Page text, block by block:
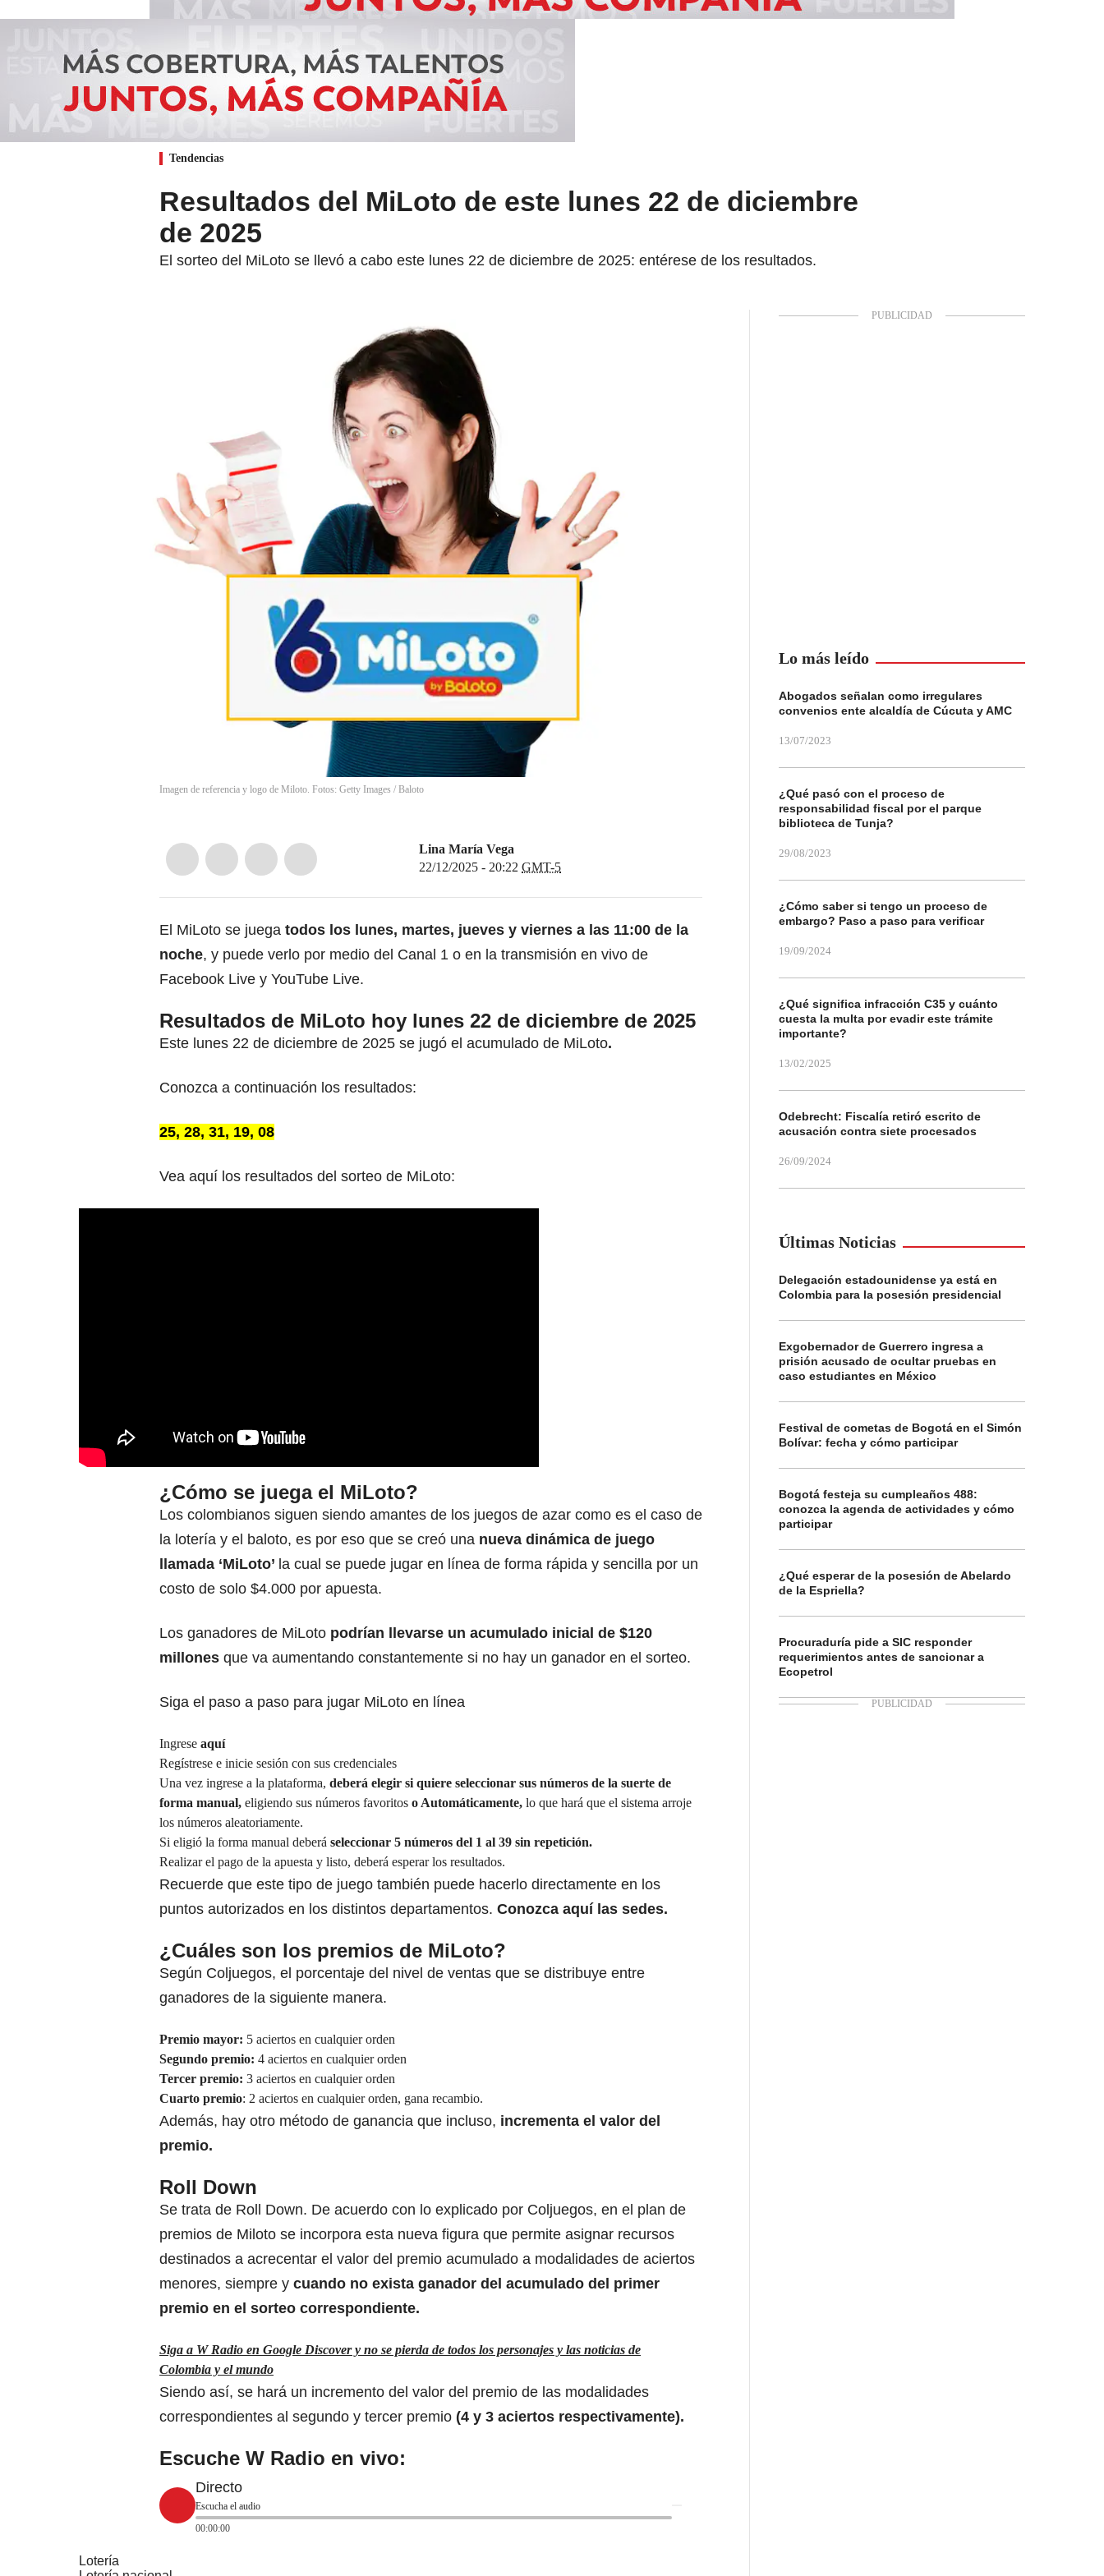
Tendencias
Resultados del MiLoto de este lunes 22 de diciembre
de 2025
El sorteo del MiLoto se llevó a cabo este lunes 22 de diciembre de 2025: entérese de los resultados.
Imagen de referencia y logo de Miloto. Fotos: Getty Images / Baloto
Lina María Vega
22/12/2025 - 20:22 GMT-5
El MiLoto se juega todos los lunes, martes, jueves y viernes a las 11:00 de la
noche, y puede verlo por medio del Canal 1 o en la transmisión en vivo de
Facebook Live y YouTube Live.
Resultados de MiLoto hoy lunes 22 de diciembre de 2025
Este lunes 22 de diciembre de 2025 se jugó el acumulado de MiLoto.
Conozca a continuación los resultados:
25, 28, 31, 19, 08
Vea aquí los resultados del sorteo de MiLoto:
¿Cómo se juega el MiLoto?
Los colombianos siguen siendo amantes de los juegos de azar como es el caso de
la lotería y el baloto, es por eso que se creó una nueva dinámica de juego
llamada ‘MiLoto’ la cual se puede jugar en línea de forma rápida y sencilla por un
costo de solo $4.000 por apuesta.
Los ganadores de MiLoto podrían llevarse un acumulado inicial de $120
millones que va aumentando constantemente si no hay un ganador en el sorteo.
Siga el paso a paso para jugar MiLoto en línea
Ingrese aquí
Regístrese e inicie sesión con sus credenciales
Una vez ingrese a la plataforma, deberá elegir si quiere seleccionar sus números de la suerte de
forma manual, eligiendo sus números favoritos o Automáticamente, lo que hará que el sistema arroje
los números aleatoriamente.
Si eligió la forma manual deberá seleccionar 5 números del 1 al 39 sin repetición.
Realizar el pago de la apuesta y listo, deberá esperar los resultados.
Recuerde que este tipo de juego también puede hacerlo directamente en los
puntos autorizados en los distintos departamentos. Conozca aquí las sedes.
¿Cuáles son los premios de MiLoto?
Según Coljuegos, el porcentaje del nivel de ventas que se distribuye entre
ganadores de la siguiente manera.
Premio mayor: 5 aciertos en cualquier orden
Segundo premio: 4 aciertos en cualquier orden
Tercer premio: 3 aciertos en cualquier orden
Cuarto premio: 2 aciertos en cualquier orden, gana recambio.
Además, hay otro método de ganancia que incluso, incrementa el valor del
premio.
Roll Down
Se trata de Roll Down. De acuerdo con lo explicado por Coljuegos, en el plan de
premios de Miloto se incorpora esta nueva figura que permite asignar recursos
destinados a acrecentar el valor del premio acumulado a modalidades de aciertos
menores, siempre y cuando no exista ganador del acumulado del primer
premio en el sorteo correspondiente.
Siga a W Radio en Google Discover y no se pierda de todos los personajes y las noticias de
Colombia y el mundo
Siendo así, se hará un incremento del valor del premio de las modalidades
correspondientes al segundo y tercer premio (4 y 3 aciertos respectivamente).
Escuche W Radio en vivo:
Directo
Escucha el audio
00:00:00
Lotería
Lo más leído
Abogados señalan como irregulares
convenios ente alcaldía de Cúcuta y AMC
13/07/2023
¿Qué pasó con el proceso de
responsabilidad fiscal por el parque
biblioteca de Tunja?
29/08/2023
¿Cómo saber si tengo un proceso de
embargo? Paso a paso para verificar
19/09/2024
¿Qué significa infracción C35 y cuánto
cuesta la multa por evadir este trámite
importante?
13/02/2025
Odebrecht: Fiscalía retiró escrito de
acusación contra siete procesados
26/09/2024
Últimas Noticias
Delegación estadounidense ya está en
Colombia para la posesión presidencial
Exgobernador de Guerrero ingresa a
prisión acusado de ocultar pruebas en
caso estudiantes en México
Festival de cometas de Bogotá en el Simón
Bolívar: fecha y cómo participar
Bogotá festeja su cumpleaños 488:
conozca la agenda de actividades y cómo
participar
¿Qué esperar de la posesión de Abelardo
de la Espriella?
Procuraduría pide a SIC responder
requerimientos antes de sancionar a
Ecopetrol